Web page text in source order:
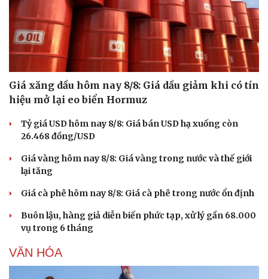
Sân khấu - Điện ảnh
Văn học
Âm nhạc
Di sản
Nghệ sĩ
Giá xăng dầu hôm nay 8/8: Giá dầu giảm khi có tín
hiệu mở lại eo biển Hormuz
Tỷ giá USD hôm nay 8/8: Giá bán USD hạ xuống còn
26.468 đồng/USD
Giá vàng hôm nay 8/8: Giá vàng trong nước và thế giới
lại tăng
Giá cà phê hôm nay 8/8: Giá cà phê trong nước ổn định
Buôn lậu, hàng giả diễn biến phức tạp, xử lý gần 68.000
vụ trong 6 tháng
VĂN HÓA